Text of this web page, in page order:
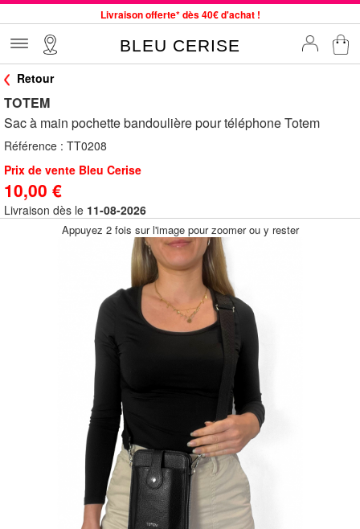
Livraison offerte* dès 40€ d'achat !
Commande avant 12h expédiée le jour même, du lundi au vendredi
Jusqu'à -75% sur le site du 29/07 au 27/08
Samsonite, Delsey, American Tourister, Little Marcel à Prix Bas
BLEU CERISE
Retour
TOTEM
Sac à main pochette bandoulière pour téléphone Totem
Référence : TT0208
Prix de vente Bleu Cerise
10,00 €
Livraison dès le 11-08-2026
Appuyez 2 fois sur l'image pour zoomer ou y rester